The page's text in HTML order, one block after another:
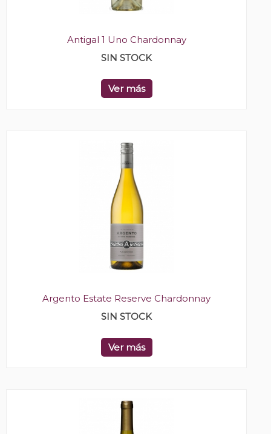
Antigal 1 Uno Chardonnay
SIN STOCK
Ver más
Argento Estate Reserve Chardonnay
SIN STOCK
Ver más